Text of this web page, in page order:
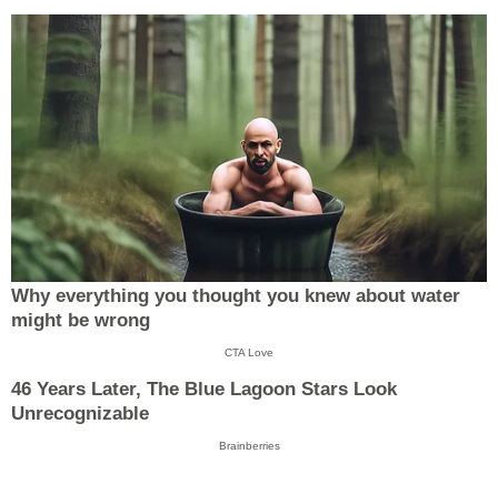
Why everything you thought you knew about water
might be wrong
CTA Love
46 Years Later, The Blue Lagoon Stars Look
Unrecognizable
Brainberries